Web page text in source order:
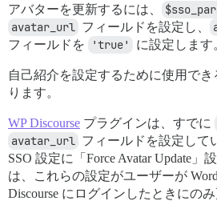
アバターを更新するには、
avatar_url フィールドを設定し、
フィールドを 'true' に設定します
自己紹介を設定するために使用でき
ります。
WP Discourse プラグインは、すでに
avatar_url フィールドを設定して
SSO 設定に「Force Avatar Update」
は、これらの設定がユーザーが
Discourse にログインしたときにの